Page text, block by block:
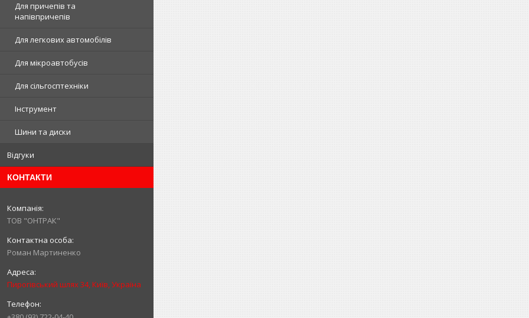
Для причепів та
напівпричепів
Для легкових автомобілів
Для мікроавтобусів
Для сільгосптехніки
Інструмент
Шини та диски
Відгуки
КОНТАКТИ
ТОВ "ОНТРАК"
Роман Мартиненко
Пирогівський шлях 34, Київ, Україна